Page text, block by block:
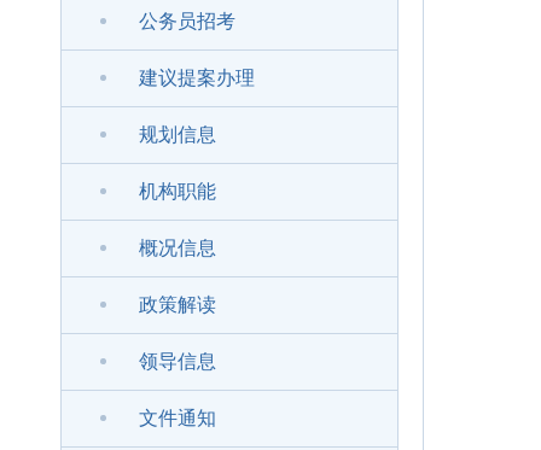
公务员招考
建议提案办理
规划信息
机构职能
概况信息
政策解读
领导信息
文件通知